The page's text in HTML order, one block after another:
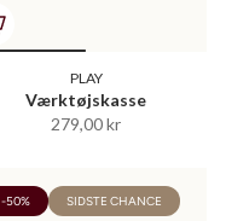
PLAY
Værktøjskasse
279,00 kr
-50% SIDSTE CHANCE